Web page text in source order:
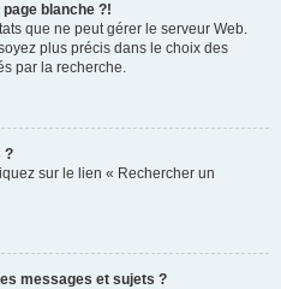
blanche ?!
que ne peut gérer le serveur Web.
plus précis dans le choix des
par la recherche.
?
sur le lien « Rechercher un
messages et sujets ?